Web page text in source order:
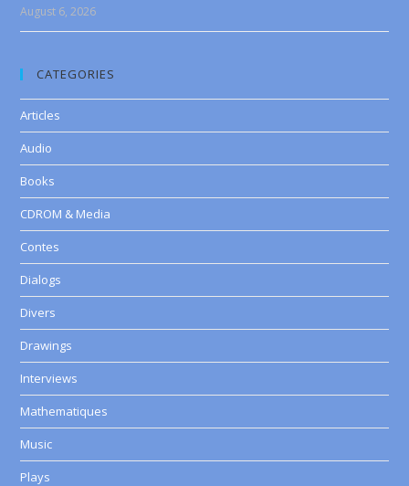
August 6, 2026
CATEGORIES
Articles
Audio
Books
CDROM & Media
Contes
Dialogs
Divers
Drawings
Interviews
Mathematiques
Music
Plays